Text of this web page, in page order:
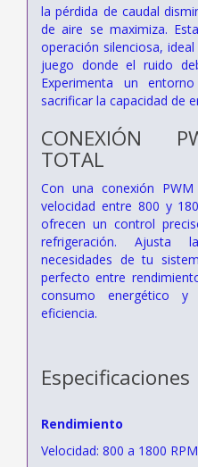
la pérdida de caudal
de aire se maximiza.
operación silenciosa,
juego donde el ruido
Experimenta un
sacrificar la capacidad de
CONEXIÓN
TOTAL
Con una conexión
velocidad entre 800 y
ofrecen un control
refrigeración. Ajusta
necesidades de tu
perfecto entre
consumo energético
eficiencia.
Especificaciones
Rendimiento
Velocidad: 800 a 1800